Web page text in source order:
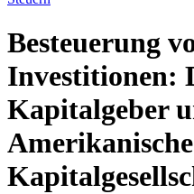
Besteuerung
Investitionen:
Kapitalgeber
Amerikanische